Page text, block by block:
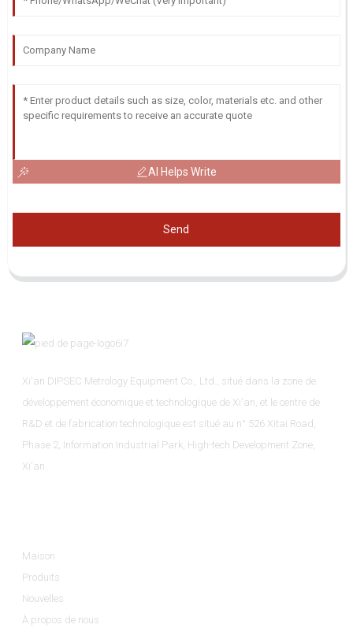
AI Helps Write
Send
Xi'an DIPSEC Metrology Equipment Co., Ltd., situé dans la zone de
développement économique et technologique de Xi'an, et le centre de
R&D et de fabrication technologique est situé au n° 526 Xitai Road,
Phase 2, Information Industrial Park, High-tech Development Zone,
Xi'an.
Maison
Produits
Nouvelles
À propos de nous